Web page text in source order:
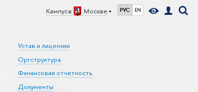
Кампус в Москве РУС EN
Устав и лицензии
Оргструктура
Финансовая отчетность
Документы